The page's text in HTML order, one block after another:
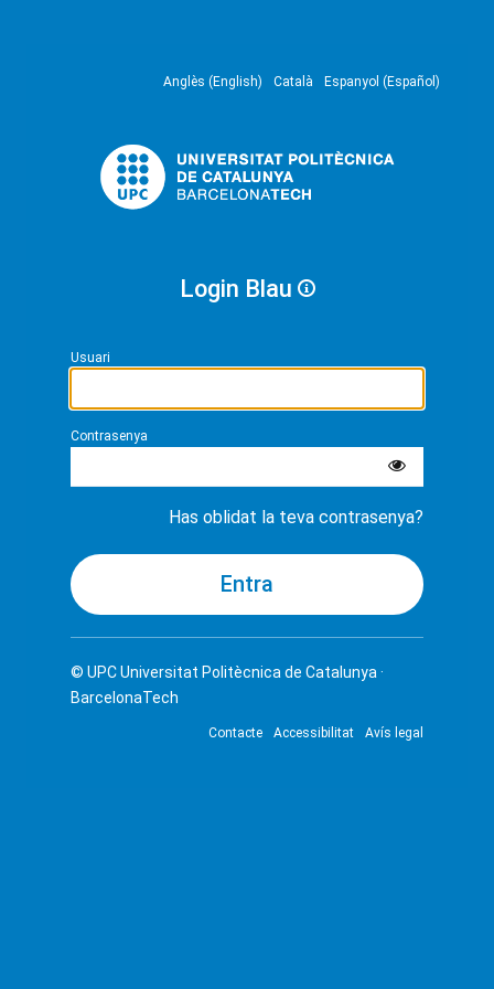
Anglès (English) Català Espanyol (Español)
Login Blau
Usuari
Contrasenya
Has oblidat la teva contrasenya?
© UPCUniversitat Politècnica de Catalunya ·
BarcelonaTech
Contacte Accessibilitat Avís legal